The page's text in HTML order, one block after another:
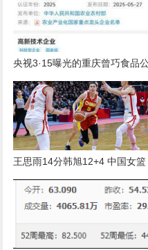
央视3·15曝光的重庆曾巧食品
司系高新技术企业 此前多次因
品安全被处罚
王思雨14分韩旭12+4 中国女篮
胜捷克获世界杯资格